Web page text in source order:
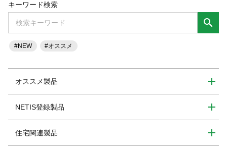
キーワード検索
search
#NEW #オススメ
オススメ製品
NETIS登録製品
住宅関連製品